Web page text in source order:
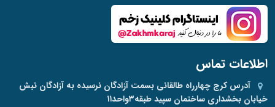
اطلاعات تماس
آدرس کرج چهارراه طالقانی بسمت آزادگان نرسیده به آزادگان نبش
خیابان بخشداری ساختمان سپید طبقه۳واحد۱۱